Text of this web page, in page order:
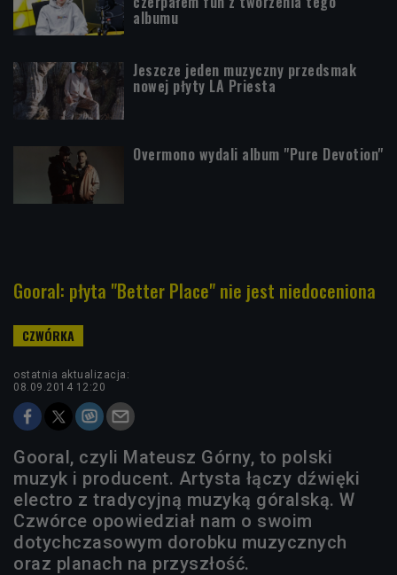
albumu
Jeszcze jeden muzyczny przedsmak
nowej płyty LA Priesta
Overmono wydali album "Pure Devotion"
Gooral: płyta "Better Place" nie jest niedoceniona
ostatnia aktualizacja:
08.09.2014 12:20
Gooral, czyli Mateusz Górny, to polski
muzyk i producent. Artysta łączy dźwięki
electro z tradycyjną muzyką góralską. W
Czwórce opowiedział nam o swoim
dotychczasowym dorobku muzycznych
oraz planach na przyszłość.